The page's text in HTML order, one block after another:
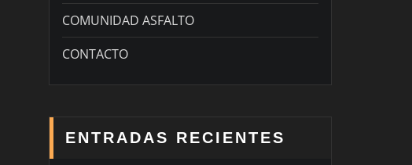
COMUNIDAD ASFALTO
CONTACTO
ENTRADAS RECIENTES